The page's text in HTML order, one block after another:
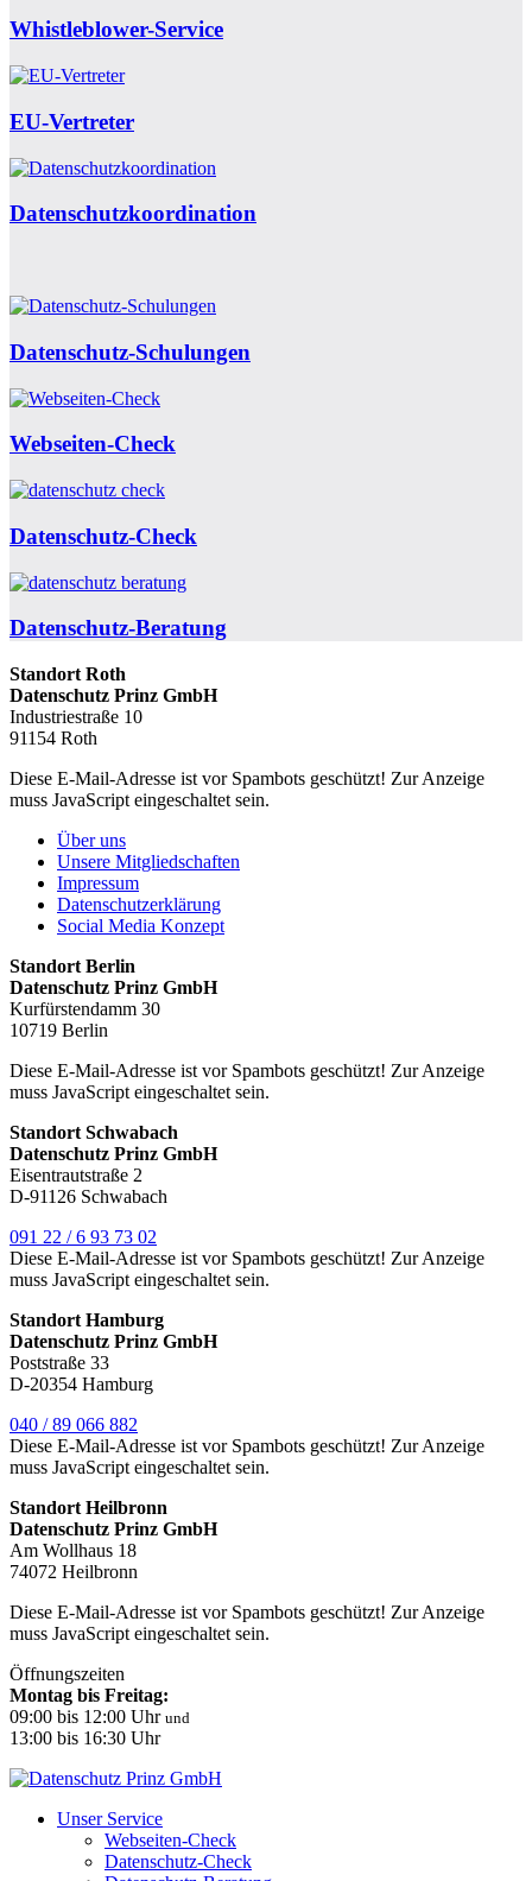
Whistleblower-Service
EU-Vertreter
Datenschutzkoordination
Datenschutz-Schulungen
Webseiten-Check
Datenschutz-Check
Datenschutz-Beratung
Standort Roth
Datenschutz Prinz GmbH
Industriestraße 10
91154 Roth
Diese E-Mail-Adresse ist vor Spambots geschützt! Zur Anzeige
muss JavaScript eingeschaltet sein.
Über uns
Unsere Mitgliedschaften
Impressum
Datenschutzerklärung
Social Media Konzept
Standort Berlin
Datenschutz Prinz GmbH
Kurfürstendamm 30
10719 Berlin
Diese E-Mail-Adresse ist vor Spambots geschützt! Zur Anzeige
muss JavaScript eingeschaltet sein.
Standort Schwabach
Datenschutz Prinz GmbH
Eisentrautstraße 2
D-91126 Schwabach
091 22 / 6 93 73 02
Diese E-Mail-Adresse ist vor Spambots geschützt! Zur Anzeige
muss JavaScript eingeschaltet sein.
Standort Hamburg
Datenschutz Prinz GmbH
Poststraße 33
D-20354 Hamburg
040 / 89 066 882
Diese E-Mail-Adresse ist vor Spambots geschützt! Zur Anzeige
muss JavaScript eingeschaltet sein.
Standort Heilbronn
Datenschutz Prinz GmbH
Am Wollhaus 18
74072 Heilbronn
Diese E-Mail-Adresse ist vor Spambots geschützt! Zur Anzeige
muss JavaScript eingeschaltet sein.
Öffnungszeiten
Montag bis Freitag:
09:00 bis 12:00 Uhr und
13:00 bis 16:30 Uhr
Unser Service
Webseiten-Check
Datenschutz-Check